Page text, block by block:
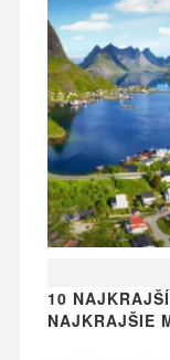
10
NAJKRAJŠIE